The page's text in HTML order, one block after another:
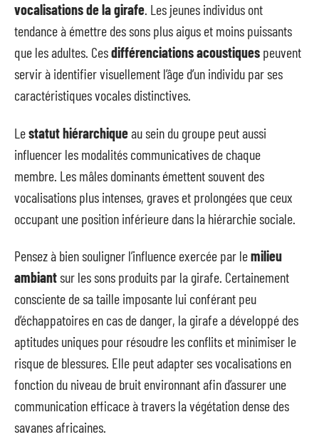
vocalisations de la girafe. Les jeunes individus ont
tendance à émettre des sons plus aigus et moins puissants
que les adultes. Cesdifférenciations acoustiques peuvent
servir à identifier visuellement l’âge d’un individu par ses
caractéristiques vocales distinctives.
Lestatut hiérarchiqueau sein du groupe peut aussi
influencer les modalités communicatives de chaque
membre. Les mâles dominants émettent souvent des
vocalisations plus intenses, graves et prolongées que ceux
occupant une position inférieure dans la hiérarchie sociale.
Pensez à bien souligner l’influence exercée par lemilieu
ambiantsur les sons produits par la girafe. Certainement
consciente de sa taille imposante lui conférant peu
d’échappatoires en cas de danger, la girafe a développé des
aptitudes uniques pour résoudre les conflits et minimiser le
risque de blessures. Elle peut adapter ses vocalisations en
fonction du niveau de bruit environnant afin d’assurer une
communication efficace à travers la végétation dense des
savanes africaines.